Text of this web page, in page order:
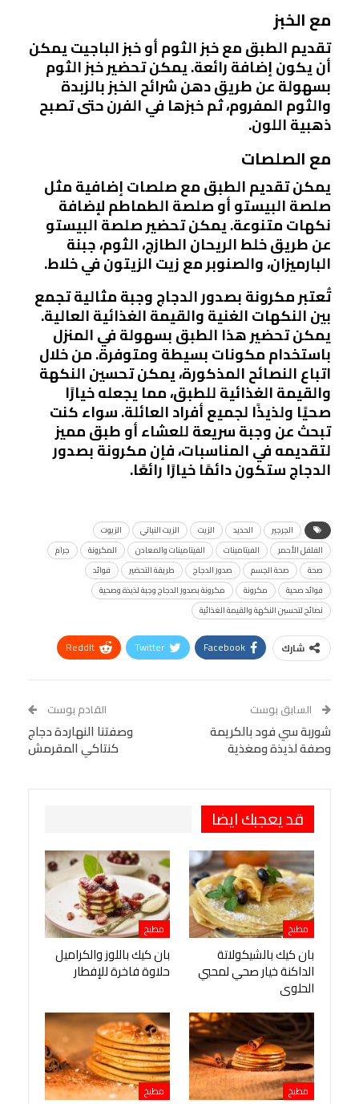
مع الخبز
تقديم الطبق مع خبز الثوم أو خبز الباجيت يمكن
أن يكون إضافة رائعة. يمكن تحضير خبز الثوم
بسهولة عن طريق دهن شرائح الخبز بالزبدة
والثوم المفروم، ثم خبزها في الفرن حتى تصبح
ذهبية اللون.
مع الصلصات
يمكن تقديم الطبق مع صلصات إضافية مثل
صلصة البيستو أو صلصة الطماطم لإضافة
نكهات متنوعة. يمكن تحضير صلصة البيستو
عن طريق خلط الريحان الطازج، الثوم، جبنة
البارميزان، والصنوبر مع زيت الزيتون في خلاط.
تُعتبر مكرونة بصدور الدجاج وجبة مثالية تجمع
بين النكهات الغنية والقيمة الغذائية العالية.
يمكن تحضير هذا الطبق بسهولة في المنزل
باستخدام مكونات بسيطة ومتوفرة. من خلال
اتباع النصائح المذكورة، يمكن تحسين النكهة
والقيمة الغذائية للطبق، مما يجعله خيارًا
صحيًا ولذيذًا لجميع أفراد العائلة. سواء كنت
تبحث عن وجبة سريعة للعشاء أو طبق مميز
لتقديمه في المناسبات، فإن مكرونة بصدور
الدجاج ستكون دائمًا خيارًا رائعًا.
الجرجير الحديد الزيت الزيت النباتي
الزيوت
الفلفل الأحمر
الفيتامينات الفيتامينات والمعادن المكرونة
جرام
صحة
صحة الجسم صدور الدجاج طريقة التحضير
فوائد
فوائد صحية
مكرونة
مكرونة بصدور الدجاج وجبة لذيذة وصحية
نصائح لتحسين النكهة والقيمة الغذائية
شارك Facebook
Twitter
ReddIt
Tumblr
البريد الإلكتروني
VK
Digg
LINE
Viber
السابق بوست
شوربة سي فود بالكريمة
وصفة لذيذة ومغذية
القادم بوست
وصفتنا النهاردة دجاج
كنتاكي المقرمش
قد يعجبك ايضا
مطبخ
بان كيك بالشيكولاتة
الداكنة خيار صحي لمحبي
الحلوى
مطبخ
بان كيك باللوز والكراميل
حلاوة فاخرة للإفطار
مطبخ مطبخ